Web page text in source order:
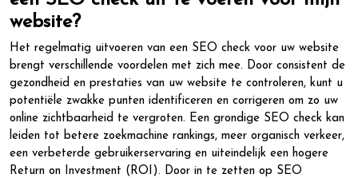
website?
Het regelmatig uitvoeren van een SEO check voor uw website
brengt verschillende voordelen met zich mee. Door consistent de
gezondheid en prestaties van uw website te controleren, kunt u
potentiële zwakke punten identificeren en corrigeren om zo uw
online zichtbaarheid te vergroten. Een grondige SEO check kan
leiden tot betere zoekmachine rankings, meer organisch verkeer,
een verbeterde gebruikerservaring en uiteindelijk een hogere
Return on Investment (ROI). Door in te zetten op SEO